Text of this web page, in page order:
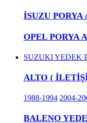
İSUZU
OPEL PORYA
SUZUKI YEDEK
ALTO (
1988-1994 2004-
BALENO